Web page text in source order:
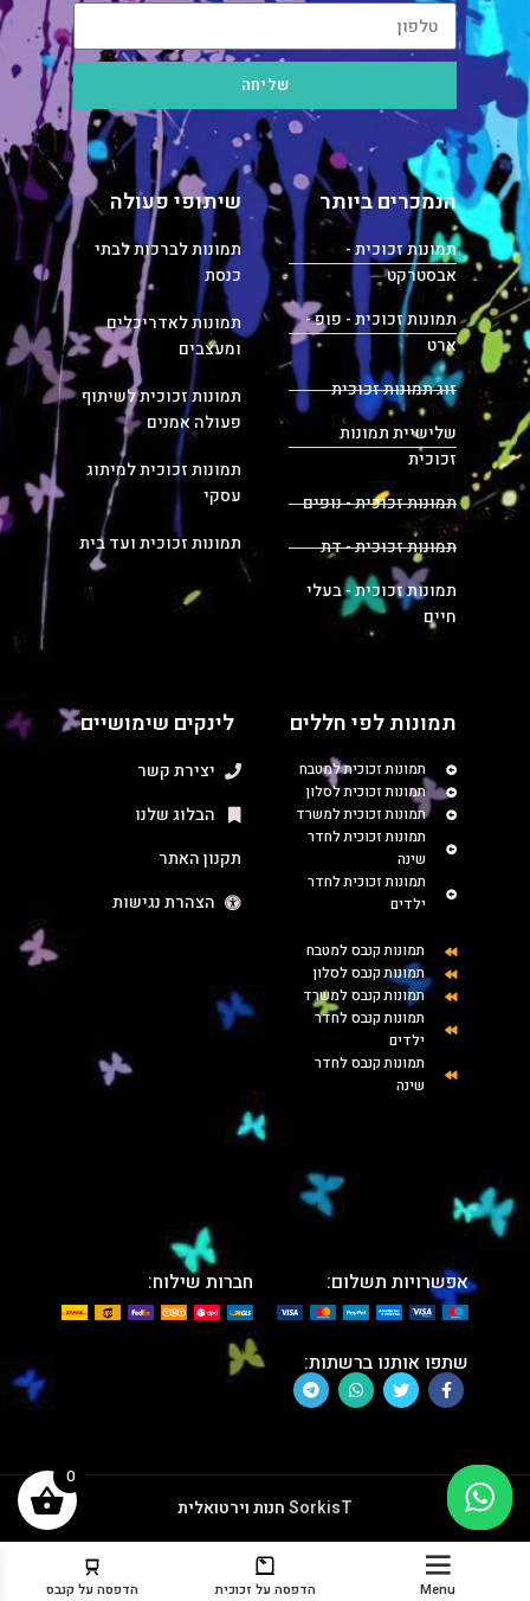
שליחה
הנמכרים ביותר
תמונות זכוכית -
אבסטרקט
תמונות זכוכית - פופ -
ארט
זוג תמונות זכוכית
שלישיית תמונות
זכוכית
תמונות זכוכית - נופים
תמונות זכוכית - דת
תמונות זכוכית - בעלי
חיים
שיתופי פעולה
תמונות לברכות לבתי
כנסת
תמונות לאדריכלים
ומעצבים
תמונות זכוכית לשיתוף
פעולה אמנים
תמונות זכוכית למיתוג
עסקי
תמונות זכוכית ועד בית
תמונות לפי חללים
תמונות זכוכית למטבח
תמונות זכוכית לסלון
תמונות זכוכית למשרד
תמונות זכוכית לחדר
שינה
תמונות זכוכית לחדר
ילדים
תמונות קנבס למטבח
תמונות קנבס לסלון
תמונות קנבס למשרד
תמונות קנבס לחדר
ילדים
תמונות קנבס לחדר
שינה
לינקים שימושיים
יצירת קשר
הבלוג שלנו
תקנון האתר
הצהרת נגישות
אפשרויות תשלום: חברות שילוח:
שתפו אותנו ברשתות:
SorkisTחנות וירטואלית
0
Menu הדפסה על זכוכית הדפסה על קנבס